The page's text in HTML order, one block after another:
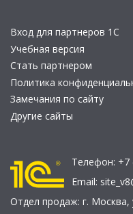
Вход для партнеров 1С
Учебная версия
Стать партнером
Политика
Замечания по сайту
Другие сайты
Телефон: +7
Email:
Отдел продаж: г. Москва,